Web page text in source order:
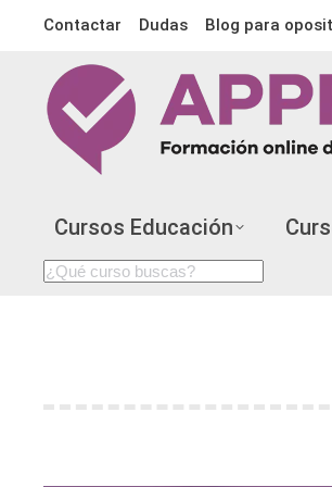
Contactar Dudas Blog para
Cursos Educación
Search: